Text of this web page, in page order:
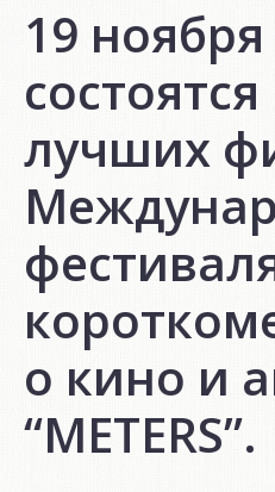
19 ноября
лучших
о кино и
“METERS”.